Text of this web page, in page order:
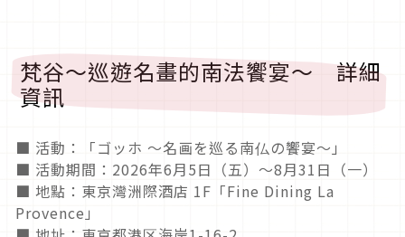
梵谷～巡遊名畫的南法饗宴～ 詳細
資訊
■ 活動：「ゴッホ 〜名画を巡る南仏の饗宴〜」
■ 活動期間：2026年6月5日（五）～8月31日（一）
■ 地點：東京灣洲際酒店 1F「Fine Dining La
Provence」